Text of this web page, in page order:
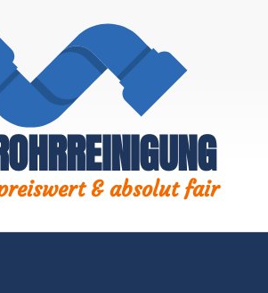
& absolut fair